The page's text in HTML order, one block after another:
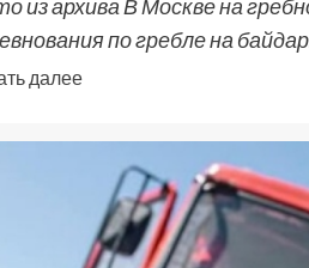
из архива В Москве на
по гребле на
далее